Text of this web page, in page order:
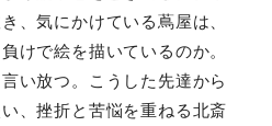
、気にかけている蔦屋は、
けで絵を描いているのか。
い放つ。こうした先達から
、挫折と苦悩を重ねる北斎